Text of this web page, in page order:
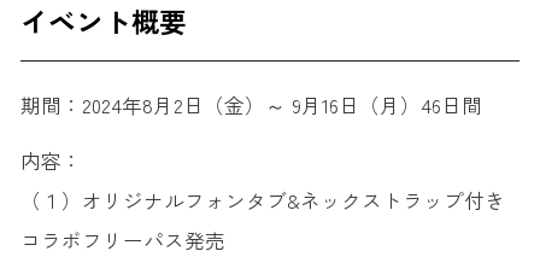
イベント概要
期間：2024年8月2日（金）～ 9月16日（月）46日間
内容：
（１）オリジナルフォンタブ&ネックストラップ付き
コラボフリーパス発売